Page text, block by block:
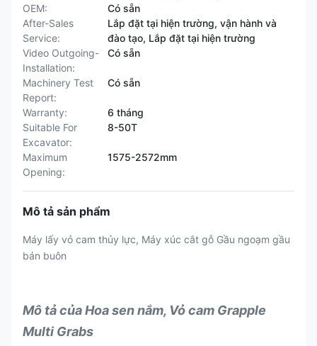
OEM:
Có sẵn
After-Sales
Service:
Lắp đặt tại hiện trường, vận hành và
đào tạo, Lắp đặt tại hiện trường
Video Outgoing-
Installation:
Có sẵn
Machinery Test
Report:
Có sẵn
Warranty:
6 tháng
Suitable For
Excavator:
8-50T
Maximum
Opening:
1575-2572mm
Mô tả sản phẩm
Máy lấy vỏ cam thủy lực, Máy xúc cắt gỗ Gầu ngoạm gầu
bán buôn
Mô tả của Hoa sen nắm, Vỏ cam Grapple
Multi Grabs